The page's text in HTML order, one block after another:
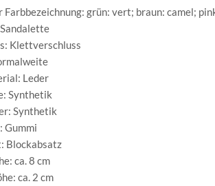
grün: vert; braun: camel;
Klettverschluss
Leder
Synthetik
Synthetik
Gummi
Blockabsatz
ca. 8 cm
ca. 2 cm